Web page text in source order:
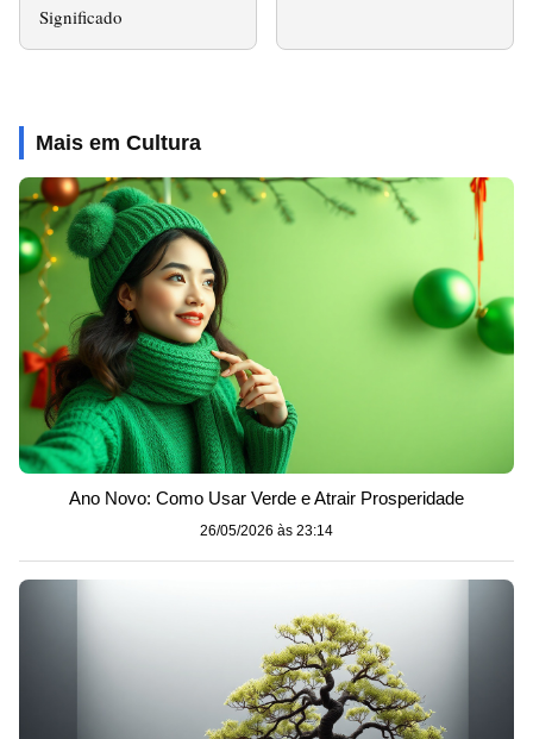
Significado
Mais em Cultura
Ano Novo: Como Usar Verde e Atrair Prosperidade
26/05/2026 às 23:14